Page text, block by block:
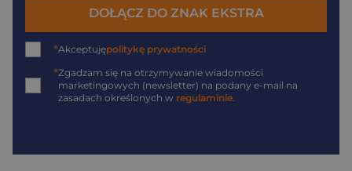
DOŁĄCZ DO ZNAK EKSTRA
*Akceptujępolitykę prywatności
*Zgadzam się na otrzymywanie wiadomości
marketingowych (newsletter) na podany e-mail na
zasadach określonych w regulaminie